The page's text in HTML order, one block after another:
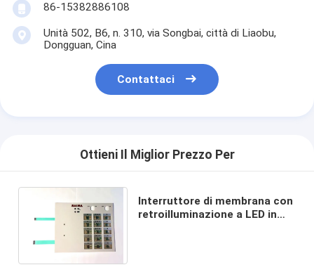
86-15382886108
Unità 502, B6, n. 310, via Songbai, città di Liaobu,
Dongguan, Cina
Contattaci
Ottieni Il Miglior Prezzo Per
Interruttore di membrana con
retroilluminazione a LED in